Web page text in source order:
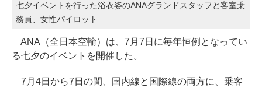
七夕イベントを行った浴衣姿のANAグランドスタッフと客室乗
務員、女性パイロット
ANA（全日本空輸）は、7月7日に毎年恒例となってい
る七夕のイベントを開催した。
7月4日から7日の間、国内線と国際線の両方に、乗客